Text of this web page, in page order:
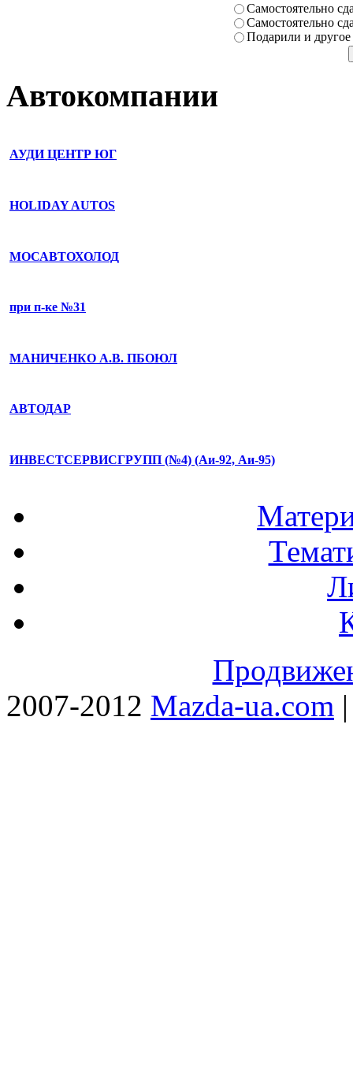
Самостоя­тельно
Самостоя­тельно
Подарили­ и другое
Автокомпании
АУДИ ЦЕНТР ЮГ
HOLIDAY AUTOS
МОСАВТОХОЛОД
при п-ке №31
МАНИЧЕНКО А.В. ПБОЮЛ
АВТОДАР
ИНВЕСТСЕРВИСГРУПП (№4) (Аи-92, Аи-95)
2007-2012 Mazda-ua.com